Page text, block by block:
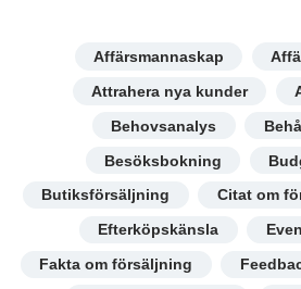
Affärsmannaskap
Attrahera nya kunder
Behovsanalys
Besöksbokning
Butiksförsäljning
Citat om
Efterköpskänsla
Fakta om försäljning